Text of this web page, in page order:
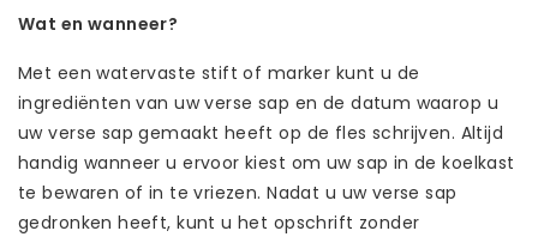
Wat en wanneer?
Met een watervaste stift of marker kunt u de
ingrediënten van uw verse sap en de datum waarop u
uw verse sap gemaakt heeft op de fles schrijven. Altijd
handig wanneer u ervoor kiest om uw sap in de koelkast
te bewaren of in te vriezen. Nadat u uw verse sap
gedronken heeft, kunt u het opschrift zonder